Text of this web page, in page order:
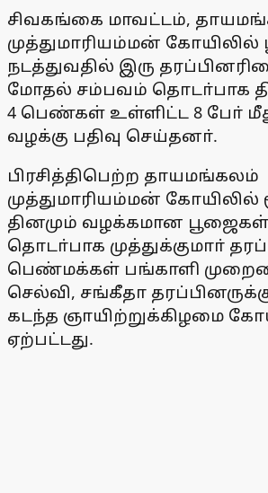
சிவகங்கை மாவட்டம்,
முத்துமாரியம்மன் கோயிலில்
நடத்துவதில் இரு
மோதல் சம்பவம் தொடா்பாக
4 பெண்கள் உள்ளிட்ட 8 போ்
வழக்கு பதிவு செய்தனா்.
பிரசித்திபெற்ற தாயமங்கலம்
முத்துமாரியம்மன் கோயிலில்
தினமும் வழக்கமான பூஜைகள்
தொடா்பாக முத்துக்குமாா்
பெண்மக்கள் பங்காளி
செல்வி, சங்கீதா
கடந்த ஞாயிற்றுக்கிழமை
ஏற்பட்டது.